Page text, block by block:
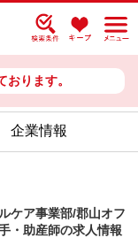
ります。
企業情報
ケア事業部/郡山オフ
・助産師の求人情報